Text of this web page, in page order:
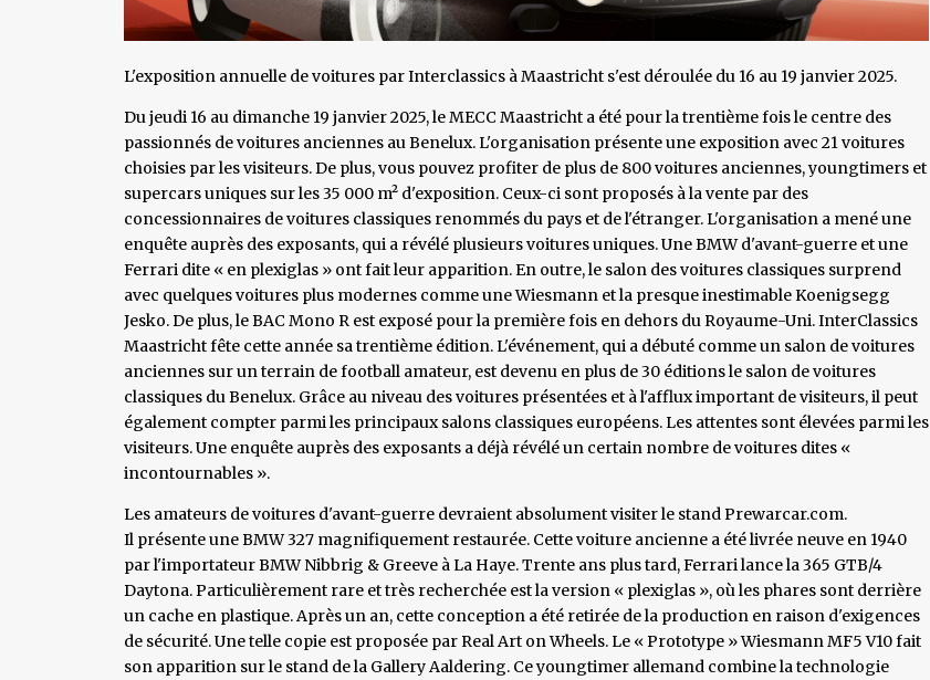
L'exposition annuelle de voitures par Interclassics à Maastricht s'est déroulée du 16 au 19 janvier 2025.
Du jeudi 16 au dimanche 19 janvier 2025, le MECC Maastricht a été pour la trentième fois le centre des
passionnés de voitures anciennes au Benelux. L'organisation présente une exposition avec 21 voitures
choisies par les visiteurs. De plus, vous pouvez profiter de plus de 800 voitures anciennes, youngtimers et
supercars uniques sur les 35 000 m² d'exposition. Ceux-ci sont proposés à la vente par des
concessionnaires de voitures classiques renommés du pays et de l'étranger. L'organisation a mené une
enquête auprès des exposants, qui a révélé plusieurs voitures uniques. Une BMW d'avant-guerre et une
Ferrari dite « en plexiglas » ont fait leur apparition. En outre, le salon des voitures classiques surprend
avec quelques voitures plus modernes comme une Wiesmann et la presque inestimable Koenigsegg
Jesko. De plus, le BAC Mono R est exposé pour la première fois en dehors du Royaume-Uni. InterClassics
Maastricht fête cette année sa trentième édition. L'événement, qui a débuté comme un salon de voitures
anciennes sur un terrain de football amateur, est devenu en plus de 30 éditions le salon de voitures
classiques du Benelux. Grâce au niveau des voitures présentées et à l'afflux important de visiteurs, il peut
également compter parmi les principaux salons classiques européens. Les attentes sont élevées parmi les
visiteurs. Une enquête auprès des exposants a déjà révélé un certain nombre de voitures dites «
incontournables ».
Les amateurs de voitures d'avant-guerre devraient absolument visiter le stand Prewarcar.com.
Il présente une BMW 327 magnifiquement restaurée. Cette voiture ancienne a été livrée neuve en 1940
par l'importateur BMW Nibbrig & Greeve à La Haye. Trente ans plus tard, Ferrari lance la 365 GTB/4
Daytona. Particulièrement rare et très recherchée est la version « plexiglas », où les phares sont derrière
un cache en plastique. Après un an, cette conception a été retirée de la production en raison d'exigences
de sécurité. Une telle copie est proposée par Real Art on Wheels. Le « Prototype » Wiesmann MF5 V10 fait
son apparition sur le stand de la Gallery Aaldering. Ce youngtimer allemand combine la technologie